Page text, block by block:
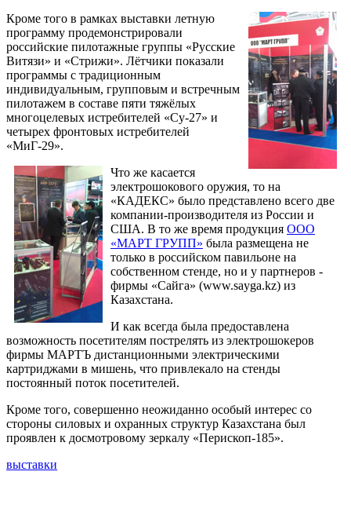
Кроме того в рамках выставки летную
программу продемонстрировали
российские пилотажные группы «Русские
Витязи» и «Стрижи». Лётчики показали
программы с традиционным
индивидуальным, групповым и встречным
пилотажем в составе пяти тяжёлых
многоцелевых истребителей «Су-27» и
четырех фронтовых истребителей
«МиГ-29».
Что же касается
электрошокового оружия, то на
«КАДЕКС» было представлено всего две
компании-производителя из России и
США. В то же время продукция ООО
«МАРТ ГРУПП» была размещена не
только в российском павильоне на
собственном стенде, но и у партнеров -
фирмы «Сайга» (www.sayga.kz) из
Казахстана.
И как всегда была предоставлена
возможность посетителям пострелять из электрошокеров
фирмы МАРТЪ дистанционными электрическими
картриджами в мишень, что привлекало на стенды
постоянный поток посетителей.
Кроме того, совершенно неожиданно особый интерес со
стороны силовых и охранных структур Казахстана был
проявлен к досмотровому зеркалу «Перископ-185».
выставки